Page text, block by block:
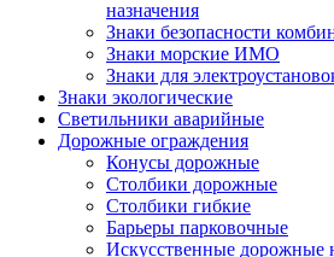
назначения
Знаки безопасности
Знаки морские ИМО
Знаки для
Знаки экологические
Светильники аварийные
Дорожные ограждения
Конусы дорожные
Столбики дорожные
Столбики гибкие
Барьеры парковочные
Искусственные